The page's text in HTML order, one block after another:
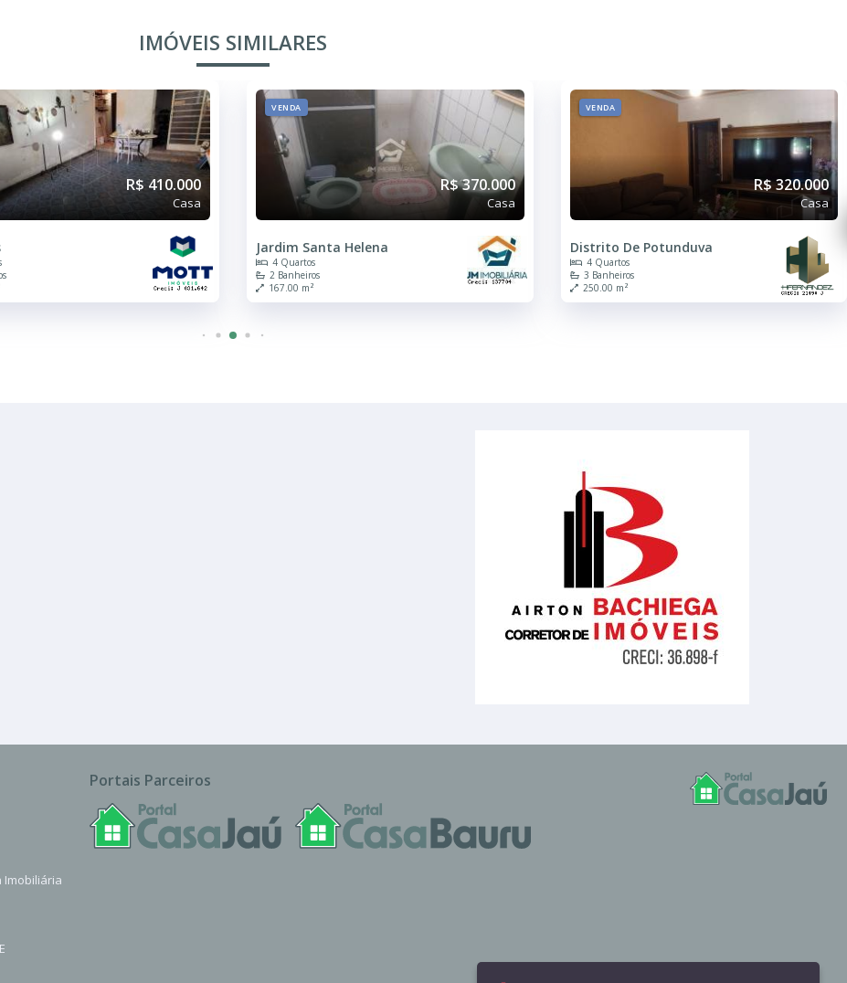
IMÓVEIS SIMILARES
R$ 410.000
Casa
VENDA
R$ 370.000
Casa
Jardim Santa Helena
4 Quartos
2 Banheiros
167.00 m²
VENDA
R$ 320.000
Casa
Distrito De Potunduva
4 Quartos
3 Banheiros
250.00 m²
Imobiliária
Portais Parceiros